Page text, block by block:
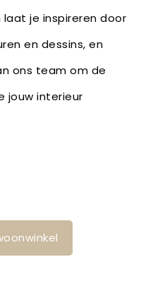
laat je inspireren door
en dessins, en
ons team om de
jouw interieur